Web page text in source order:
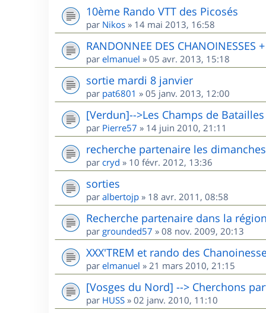
10ème Rando VTT des Picosés
par Nikos » 14 mai 2013, 16:58
RANDONNEE DES CHANOINESSES
par elmanuel » 05 avr. 2013, 15:18
sortie mardi 8 janvier
par pat6801 » 05 janv. 2013, 12:00
[Verdun]-->Les Champs de Batailles
par Pierre57 » 14 juin 2010, 21:11
recherche partenaire les
par cryd » 10 févr. 2012, 13:36
sorties
par albertojp » 18 avr. 2011, 08:58
Recherche partenaire dans la
par grounded57 » 08 nov. 2009, 20:13
XXX'TREM et rando des
par elmanuel » 21 mars 2010, 21:15
[Vosges du Nord] --> Cherchons
par HUSS » 02 janv. 2010, 11:10